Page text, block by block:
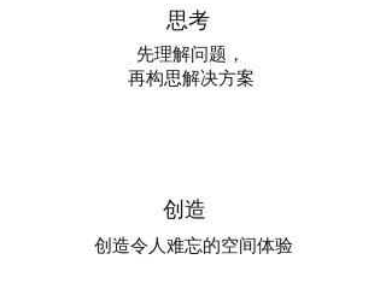
思考
先理解问题，
再构思解决方案
创造
创造令人难忘的空间体验